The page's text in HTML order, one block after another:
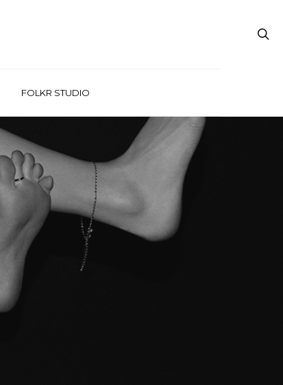
FOLKR STUDIO